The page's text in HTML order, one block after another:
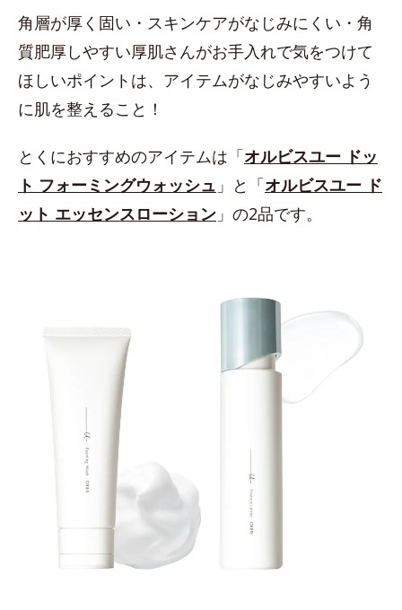
角層が厚く固い・スキンケアがなじみにくい・角
質肥厚しやすい厚肌さんがお手入れで気をつけて
ほしいポイントは、アイテムがなじみやすいよう
に肌を整えること！
とくにおすすめのアイテムは「オルビスユー ドッ
ト フォーミングウォッシュ 」と「オルビスユー ド
ット エッセンスローション 」の2品です。